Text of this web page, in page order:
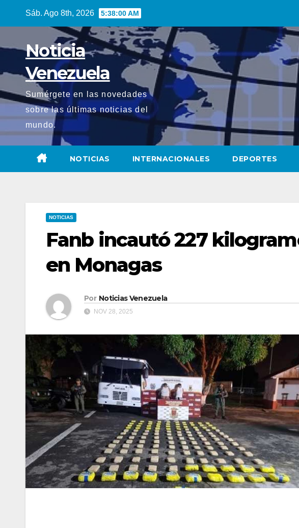
Sáb. Ago 8th, 2026 5:38:01 AM
Noticia
Venezuela
Sumérgete en las novedades
sobre las últimas noticias del
mundo.
NOTICIAS INTERNACIONALES DEPORTES
NOTICIAS
Fanb incautó 227
en Monagas
Por Noticias Venezuela
NOV 28, 2025